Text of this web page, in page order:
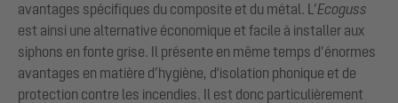
avantages spécifiques du composite et du métal. L’Ecoguss
est ainsi une alternative économique et facile à installer aux
siphons en fonte grise. Il présente en même temps d’énormes
avantages en matière d’hygiène, d'isolation phonique et de
protection contre les incendies. Il est donc particulièrement